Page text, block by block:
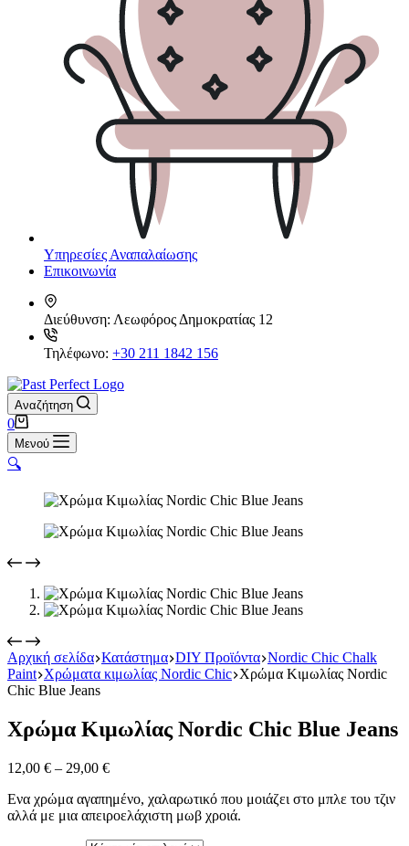
Υπηρεσίες Αναπαλαίωσης
Επικοινωνία
Διεύθυνση: Λεωφόρος Δημοκρατίας 12
Τηλέφωνο: +30 211 1842 156
Αναζήτηση
Καλάθι
Αγορών
0
Μενού
🔍
Αρχική σελίδα Κατάστημα DIY Προϊόντα Nordic Chic Chalk
Paint Χρώματα κιμωλίας Nordic Chic Χρώμα Κιμωλίας Nordic
Chic Blue Jeans
Χρώμα Κιμωλίας Nordic Chic Blue Jeans
12,00 € – 29,00 €Price
12,00 €
through
Ενα χρώμα αγαπημένο, χαλαρωτικό που μοιάζει στο μπλε του τζιν
αλλά με μια απειροελάχιστη μωβ χροιά.